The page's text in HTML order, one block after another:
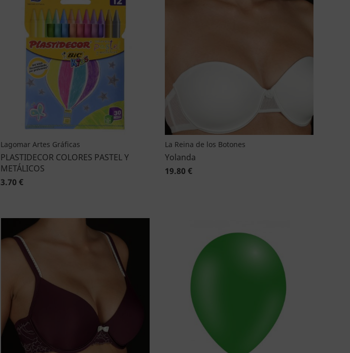
Lagomar Artes Gráficas
PLASTIDECOR COLORES PASTEL Y
METÁLICOS
3.70 €
La Reina de los Botones
Yolanda
19.80 €